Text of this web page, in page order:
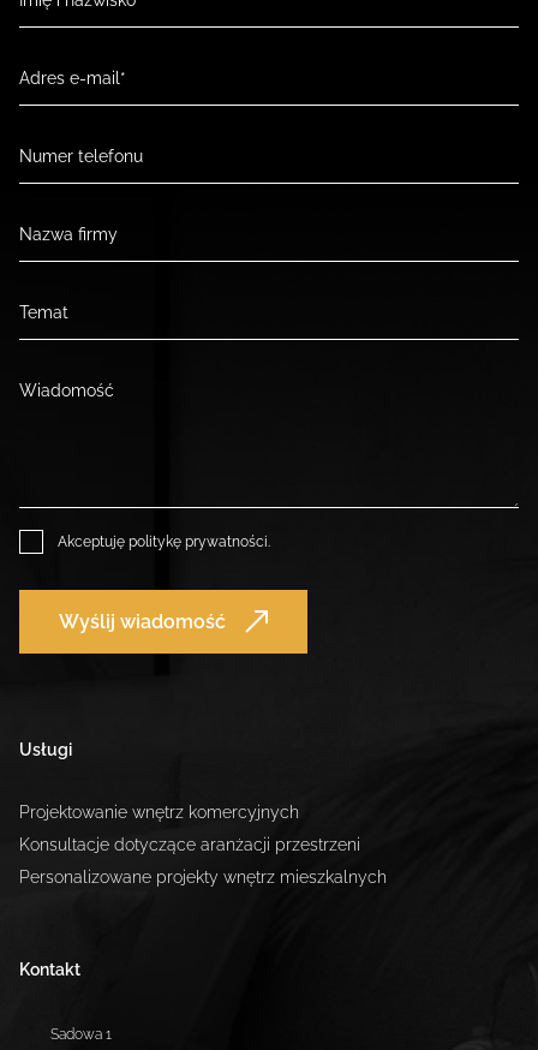
Kontakt
Sadowa 1
Usługi
Projektowanie wnętrz komercyjnych
Konsultacje dotyczące aranżacji przestrzeni
Personalizowane projekty wnętrz mieszkalnych
Akceptuję politykę prywatności.
Wyślij wiadomość